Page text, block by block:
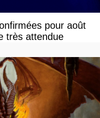
pour août
très attendue